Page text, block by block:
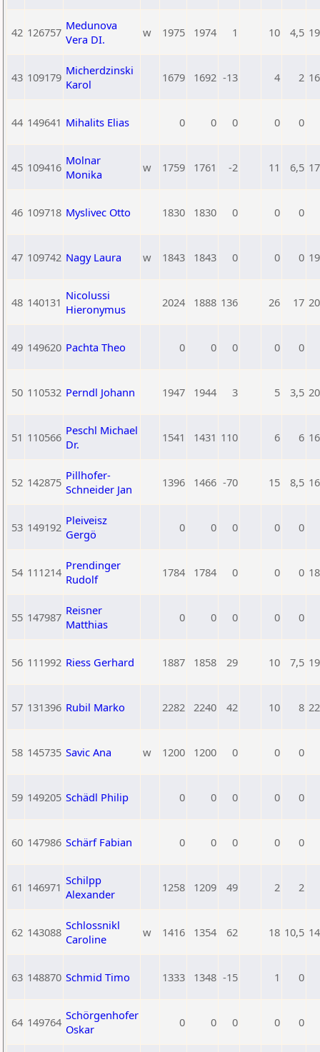
42 126757 Medunova
Vera DI.
w 1975 1974 1 10 4,5
43 109179 Micherdzinski
Karol
1679 1692 -13 4 2
44 149641 Mihalits Elias 0 0 0 0 0
45 109416 Molnar
Monika
w 1759 1761 -2 11 6,5
46 109718 Myslivec Otto 1830 1830 0 0 0
47 109742 Nagy Laura w 1843 1843 0 0 0
48 140131 Nicolussi
Hieronymus
2024 1888 136 26 17
49 149620 Pachta Theo 0 0 0 0 0
50 110532 Perndl Johann 1947 1944 3 5 3,5
51 110566 Peschl Michael
Dr.
1541 1431 110 6 6
52 142875 Pillhofer-
Schneider Jan
1396 1466 -70 15 8,5
53 149192 Pleiveisz
Gergö
0 0 0 0 0
54 111214 Prendinger
Rudolf
1784 1784 0 0 0
55 147987 Reisner
Matthias
0 0 0 0 0
56 111992 Riess Gerhard 1887 1858 29 10 7,5
57 131396 Rubil Marko 2282 2240 42 10 8
58 145735 Savic Ana w 1200 1200 0 0 0
59 149205 Schädl Philip 0 0 0 0 0
60 147986 Schärf Fabian 0 0 0 0 0
61 146971 Schilpp
Alexander
1258 1209 49 2 2
62 143088 Schlossnikl
Caroline
w 1416 1354 62 18 10,5
63 148870 Schmid Timo 1333 1348 -15 1 0
64 149764 Schörgenhofer
Oskar
0 0 0 0 0